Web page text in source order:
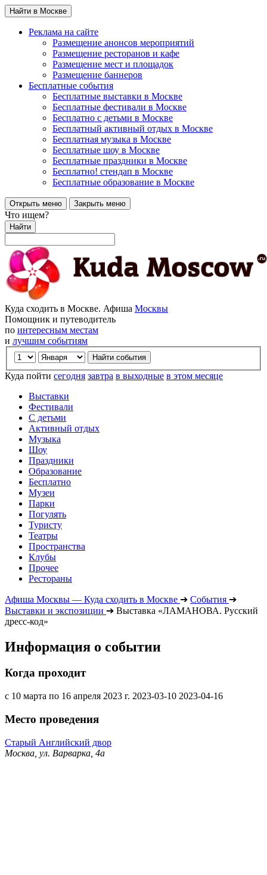
Найти в Москве
Реклама на сайте
Размещение анонсов мероприятий
Размещение ресторанов и кафе
Размещение мест и площадок
Размещение баннеров
Бесплатные события
Бесплатные выставки в Москве
Бесплатные фестивали в Москве
Бесплатно с детьми в Москве
Бесплатный активный отдых в Москве
Бесплатная музыка в Москве
Бесплатные шоу в Москве
Бесплатные праздники в Москве
Бесплатно! стендап в Москве
Бесплатные образование в Москве
Открыть меню Закрыть меню
Что ищем?
Найти
Куда сходить в Москве. Афиша Москвы
Помощник и путеводитель
по интересным местам
и лучшим событиям
Куда пойти сегодня завтра в выходные в этом месяце
Выставки
Фестивали
С детьми
Активный отдых
Музыка
Шоу
Праздники
Образование
Бесплатно
Музеи
Парки
Погулять
Туристу
Театры
Пространства
Клубы
Прочее
Рестораны
Афиша Москвы — Куда сходить в Москве ➔ События ➔
Выставки и экспозиции ➔ Выставка «ЛАМАНОВА. Русский
дресс-код»
Информация о событии
Когда проходит
с 10 марта по 16 апреля 2023 г. 2023-03-10 2023-04-16
Место проведения
Старый Английский двор
Москва, ул. Варварка, 4а